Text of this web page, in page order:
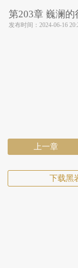
第203章 巍澜的
发布时间： 2024-06-16
上一章
下载黑